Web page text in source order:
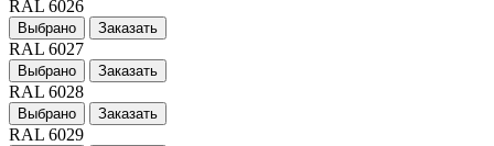
RAL 6026
Выбрано Заказать
RAL 6027
Выбрано Заказать
RAL 6028
Выбрано Заказать
RAL 6029